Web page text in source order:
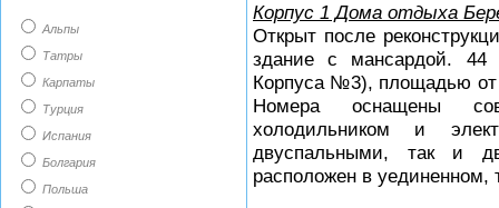
Альпы
Татры
Карпаты
Турция
Испания
Болгария
Польша
Корпус 1 Дома отдыха
Открыт после
здание с мансардой. 44
Корпуса №3), площадью от
Номера оснащены
холодильником и
двуспальными, так и
расположен в уединенном,